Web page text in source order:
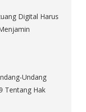
Digital Harus
Undang
Tentang Hak